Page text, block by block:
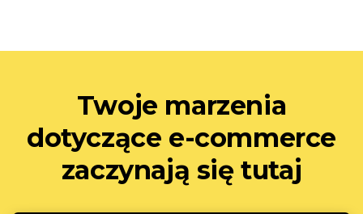
Twoje marzenia
dotyczące e-commerce
zaczynają się tutaj